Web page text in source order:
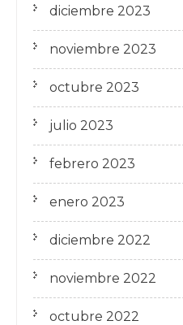
diciembre 2023
noviembre 2023
octubre 2023
julio 2023
febrero 2023
enero 2023
diciembre 2022
noviembre 2022
octubre 2022